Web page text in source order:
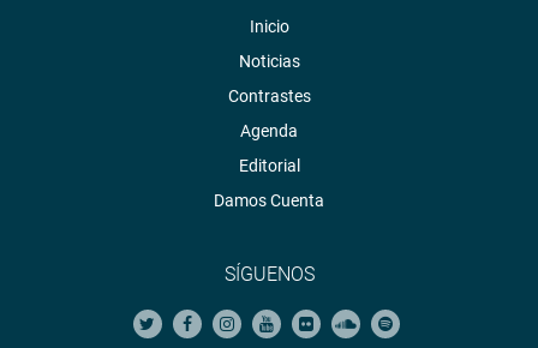
Inicio
Noticias
Contrastes
Agenda
Editorial
Damos Cuenta
SÍGUENOS